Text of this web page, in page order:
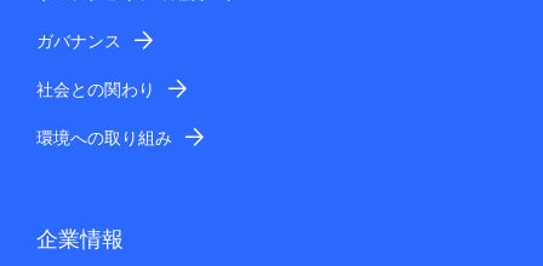
ガバナンス
社会との関わり
環境への取り組み
企業情報